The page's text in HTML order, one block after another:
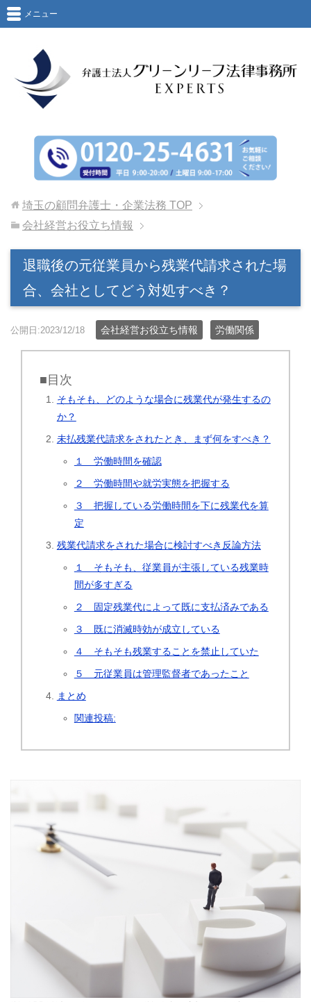
メニュー
埼玉の顧問弁護士・企業法務 TOP
会社経営お役立ち情報
退職後の元従業員から残業代請求された場
合、会社としてどう対処すべき？
公開日:2023/12/18 会社経営お役立ち情報 労働関係
■目次
そもそも、どのような場合に残業代が発生するの
か？
未払残業代請求をされたとき、まず何をすべき？
１ 労働時間を確認
２ 労働時間や就労実態を把握する
３ 把握している労働時間を下に残業代を算
定
残業代請求をされた場合に検討すべき反論方法
１ そもそも、従業員が主張している残業時
間が多すぎる
２ 固定残業代によって既に支払済みである
３ 既に消滅時効が成立している
４ そもそも残業することを禁止していた
５ 元従業員は管理監督者であったこと
まとめ
関連投稿: